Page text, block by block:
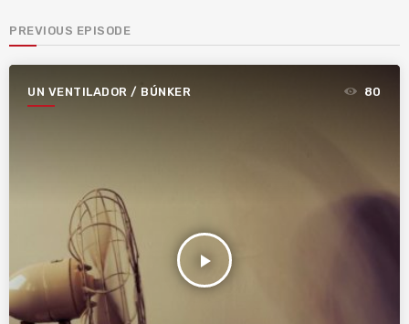
PREVIOUS EPISODE
UN VENTILADOR / BÚNKER
play_arrow
80